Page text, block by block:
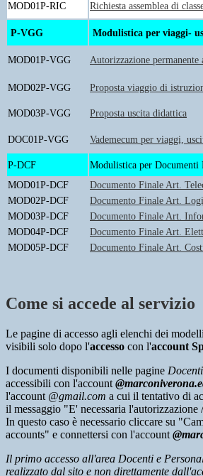
MOD01P-RIC Richiesta assemblea di
P-VGG Modulistica per viaggi-
MOD01P-VGG Autorizzazione
MOD02P-VGG Proposta viaggio di
MOD03P-VGG Proposta uscita didattica
DOC01P-VGG Vademecum per viaggi,
P-DCF
Modulistica per Documenti
MOD01P-DCF
Documento Finale Art.
MOD02P-DCF
Documento Finale Art.
MOD03P-DCF
Documento Finale Art.
MOD04P-DCF
Documento Finale Art.
MOD05P-DCF
Documento Finale Art.
Come si accede al servizio
Le pagine di accesso agli elenchi dei
visibili solo dopo l'accesso con l'account
I documenti disponibili nelle pagine
accessibili con l'account
l'account @gmail.com a cui il tentativo di
il messaggio "E' necessaria l'autorizzazione
In questo caso è necessario cliccare su
accounts" e connettersi con l'account
Il primo accesso all'area Docenti e
realizzato dal sito e non direttamente